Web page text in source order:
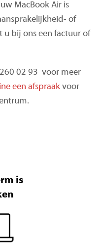
MacBook Air is
of
u bij ons een factuur of
02 93 voor meer
een afspraak voor
is